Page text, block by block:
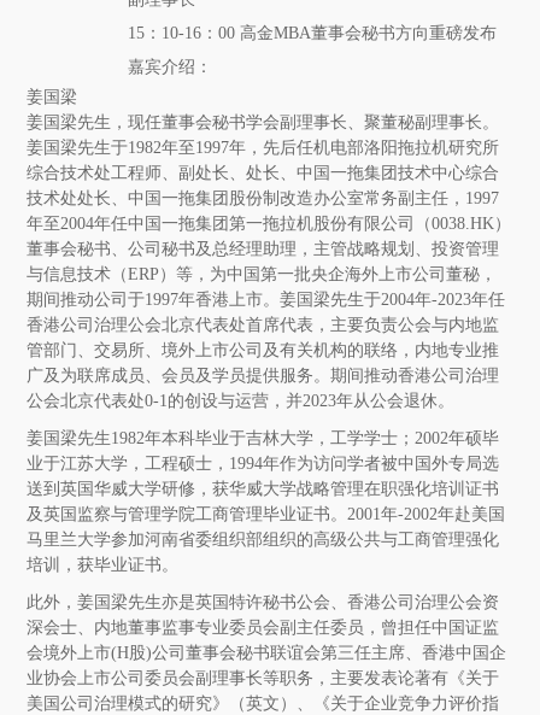
15 ： 10-16 ：00 高金MBA董事会秘书方向重磅发布
嘉宾介绍：
姜国梁
姜国梁先生，现任董事会秘书学会副理事长、聚董秘副理事长。
姜国梁先生于1982年至1997年，先后任机电部洛阳拖拉机研究所
综合技术处工程师、副处长、处长、中国一拖集团技术中心综合
技术处处长、中国一拖集团股份制改造办公室常务副主任，1997
年至2004年任中国一拖集团第一拖拉机股份有限公司（0038.HK）
董事会秘书、公司秘书及总经理助理，主管战略规划、投资管理
与信息技术（ERP）等，为中国第一批央企海外上市公司董秘，
期间推动公司于1997年香港上市。姜国梁先生于2004年-2023年任
香港公司治理公会北京代表处首席代表，主要负责公会与内地监
管部门、交易所、境外上市公司及有关机构的联络，内地专业推
广及为联席成员、会员及学员提供服务。期间推动香港公司治理
公会北京代表处0-1的创设与运营，并2023年从公会退休。
姜国梁先生1982年本科毕业于吉林大学 ，工学学士；2002年硕毕
业于江苏大学，工程硕士 ， 1994年作为访问学者被中国外专局选
送到英国华威大学研修，获华威大学战略管理在职强化培训证书
及英国监察与管理学院工商管理毕业证书。2001年-2002年赴美国
马里兰大学参加河南省委组织部组织的高级公共与工商管理强化
培训，获毕业证书。
此外，姜国梁先生亦是英国特许秘书公会、香港公司治理公会资
深会士、内地董事监事专业委员会副主任委员，曾担任中国证监
会境外上市(H股)公司董事会秘书联谊会第三任主席、香港中国企
业协会上市公司委员会副理事长等职务，主要发表论著有《关于
美国公司治理模式的研究》（英文）、《关于企业竞争力评价指